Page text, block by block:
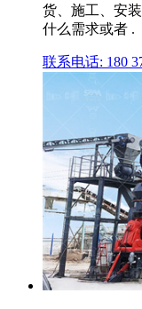
货、施工、安
什么需求或者 .
联系电话: 180